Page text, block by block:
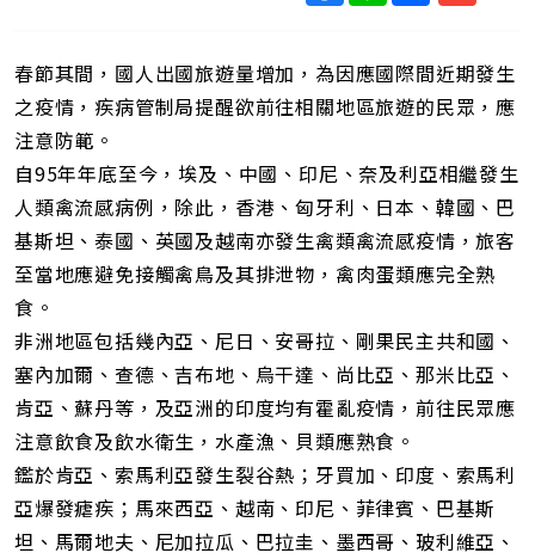
短
網
春節其間，國人出國旅遊量增加，為因應國際間近期發生
之疫情，疾病管制局提醒欲前往相關地區旅遊的民眾，應
注意防範。
自95年年底至今，埃及、中國、印尼、奈及利亞相繼發生
人類禽流感病例，除此，香港、匈牙利、日本、韓國、巴
基斯坦、泰國、英國及越南亦發生禽類禽流感疫情，旅客
至當地應避免接觸禽鳥及其排泄物，禽肉蛋類應完全熟
食。
非洲地區包括幾內亞、尼日、安哥拉、剛果民主共和國、
塞內加爾、查德、吉布地、烏干達、尚比亞、那米比亞、
肯亞、蘇丹等，及亞洲的印度均有霍亂疫情，前往民眾應
注意飲食及飲水衛生，水產漁、貝類應熟食。
鑑於肯亞、索馬利亞發生裂谷熱；牙買加、印度、索馬利
亞爆發瘧疾；馬來西亞、越南、印尼、菲律賓、巴基斯
坦、馬爾地夫、尼加拉瓜、巴拉圭、墨西哥、玻利維亞、